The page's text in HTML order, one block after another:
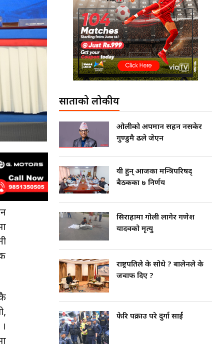
साताको लोकप्रीय
ओलीको अपमान सहन नसकेर
गुण्डुमै ढले जेएन
यी हुन् आजका मन्त्रिपरिषद्
बैठकका ७ निर्णय
सिराहामा गोली लागेर गणेश
यादवको मृत्यु
राष्ट्रपतिले के सोधे ? बालेनले के
जवाफ दिए ?
फेरि पक्राउ परे दुर्गा प्रसाईं